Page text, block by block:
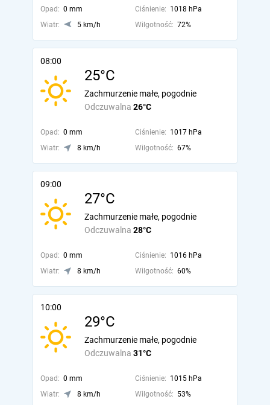
Opad: 0 mm Ciśnienie: 1018 hPa
Wiatr:
5 km/h Wilgotność: 72%
08:00
25°C
Odczuwalna 26°C
Zachmurzenie małe, pogodnie
Opad: 0 mm Ciśnienie: 1017 hPa
Wiatr:
8 km/h Wilgotność: 67%
09:00
27°C
Odczuwalna 28°C
Zachmurzenie małe, pogodnie
Opad: 0 mm Ciśnienie: 1016 hPa
Wiatr:
8 km/h Wilgotność: 60%
10:00
29°C
Odczuwalna 31°C
Zachmurzenie małe, pogodnie
Opad: 0 mm Ciśnienie: 1015 hPa
Wiatr:
8 km/h Wilgotność: 53%